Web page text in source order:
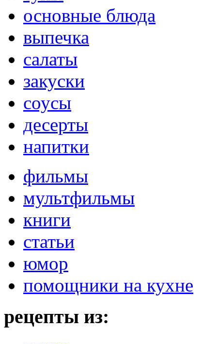
основные блюда
выпечка
салаты
закуски
соусы
десерты
напитки
фильмы
мультфильмы
книги
статьи
юмор
помощники на кухне
рецепты из: